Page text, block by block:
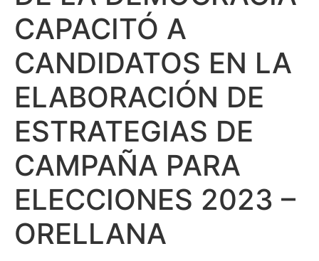
CAPACITÓ A
CANDIDATOS EN LA
ELABORACIÓN DE
ESTRATEGIAS DE
CAMPAÑA PARA
ELECCIONES 2023 –
ORELLANA